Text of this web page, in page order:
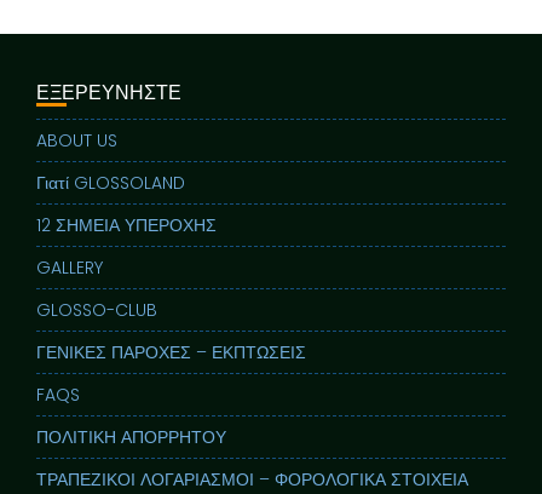
ΕΞΕΡΕΥΝΗΣΤΕ
ABOUT US
Γιατί GLOSSOLAND
12 ΣΗΜΕΙΑ ΥΠΕΡΟΧΗΣ
GALLERY
GLOSSO-CLUB
ΓΕΝΙΚΕΣ ΠΑΡΟΧΕΣ – ΕΚΠΤΩΣΕΙΣ
FAQS
ΠΟΛΙΤΙΚΗ ΑΠΟΡΡΗΤΟΥ
ΤΡΑΠΕΖΙΚΟΙ ΛΟΓΑΡΙΑΣΜΟΙ – ΦΟΡΟΛΟΓΙΚΑ ΣΤΟΙΧΕΙΑ